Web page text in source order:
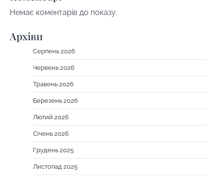
Немає коментарів до показу.
Архіви
Серпень 2026
Червень 2026
Травень 2026
Березень 2026
Лютий 2026
Січень 2026
Грудень 2025
Листопад 2025